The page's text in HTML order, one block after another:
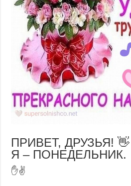
ПРИВЕТ, ДРУЗЬЯ! 👋
Я – ПОНЕДЕЛЬНИК.
✋✌️